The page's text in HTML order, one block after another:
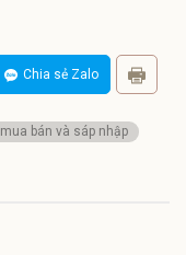
Chia sẻ Zalo
mua bán và sáp nhập